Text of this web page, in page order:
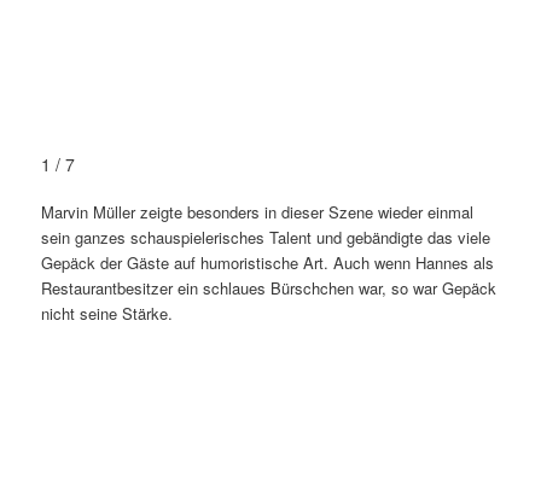
1 / 7
Marvin Müller zeigte besonders in dieser Szene wieder einmal
sein ganzes schauspielerisches Talent und gebändigte das viele
Gepäck der Gäste auf humoristische Art. Auch wenn Hannes als
Restaurantbesitzer ein schlaues Bürschchen war, so war Gepäck
nicht seine Stärke.